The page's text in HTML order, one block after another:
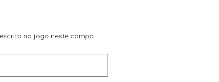
no jogo neste campo